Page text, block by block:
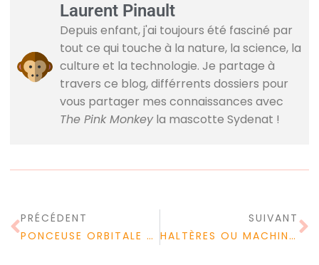
Laurent Pinault
Depuis enfant, j'ai toujours été fasciné par
tout ce qui touche à la nature, la science, la
culture et la technologie. Je partage à
travers ce blog, différrents dossiers pour
vous partager mes connaissances avec
The Pink Monkeyla mascotte Sydenat !
PRÉCÉDENT
PONCEUSE ORBITALE VS EXCENTRIQUE : LAQUELLE CHOISIR POUR VOTRE PROJET
SUIVANT
HALTÈRES OU MACHINES DE MUSCULATION : LEQUEL CHOISIR POUR DES GAINS OPTIMAUX